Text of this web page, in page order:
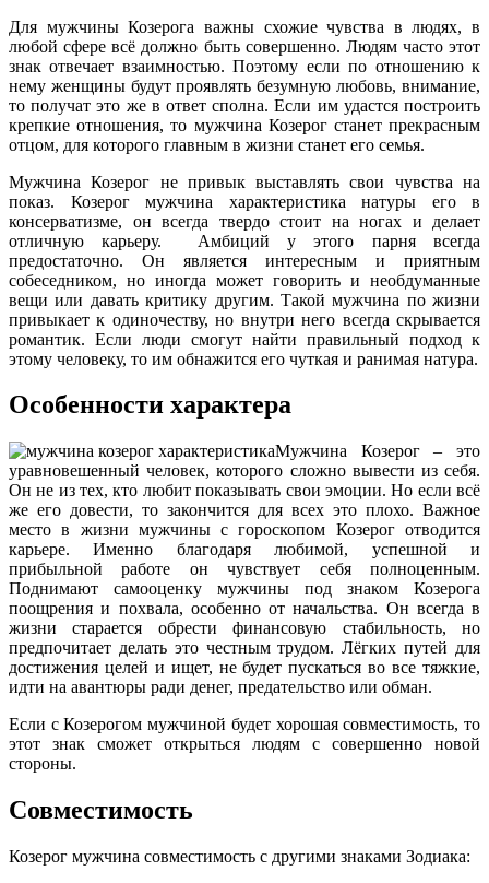
Для мужчины Козерога важны схожие чувства в людях, в
любой сфере всё должно быть совершенно. Людям часто этот
знак отвечает взаимностью. Поэтому если по отношению к
нему женщины будут проявлять безумную любовь, внимание,
то получат это же в ответ сполна. Если им удастся построить
крепкие отношения, то мужчина Козерог станет прекрасным
отцом, для которого главным в жизни станет его семья.
Мужчина Козерог не привык выставлять свои чувства на
показ. Козерог мужчина характеристика натуры его в
консерватизме, он всегда твердо стоит на ногах и делает
отличную карьеру. Амбиций у этого парня всегда
предостаточно. Он является интересным и приятным
собеседником, но иногда может говорить и необдуманные
вещи или давать критику другим. Такой мужчина по жизни
привыкает к одиночеству, но внутри него всегда скрывается
романтик. Если люди смогут найти правильный подход к
этому человеку, то им обнажится его чуткая и ранимая натура.
Особенности характера
Мужчина Козерог – это
уравновешенный человек, которого сложно вывести из себя.
Он не из тех, кто любит показывать свои эмоции. Но если всё
же его довести, то закончится для всех это плохо. Важное
место в жизни мужчины с гороскопом Козерог отводится
карьере. Именно благодаря любимой, успешной и
прибыльной работе он чувствует себя полноценным.
Поднимают самооценку мужчины под знаком Козерога
поощрения и похвала, особенно от начальства. Он всегда в
жизни старается обрести финансовую стабильность, но
предпочитает делать это честным трудом. Лёгких путей для
достижения целей и ищет, не будет пускаться во все тяжкие,
идти на авантюры ради денег, предательство или обман.
Если с Козерогом мужчиной будет хорошая совместимость, то
этот знак сможет открыться людям с совершенно новой
стороны.
Совместимость
Козерог мужчина совместимость с другими знаками Зодиака: